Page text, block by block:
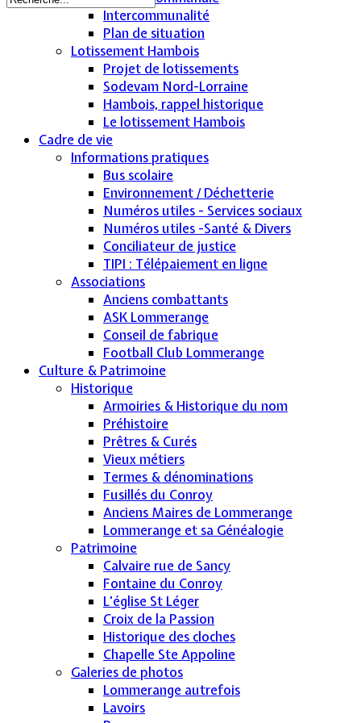
Intercommunalité
Plan de situation
Lotissement Hambois
Projet de lotissements
Sodevam Nord-Lorraine
Hambois, rappel historique
Le lotissement Hambois
Cadre de vie
Informations pratiques
Bus scolaire
Environnement / Déchetterie
Numéros utiles - Services sociaux
Numéros utiles -Santé & Divers
Conciliateur de justice
TIPI : Télépaiement en ligne
Associations
Anciens combattants
ASK Lommerange
Conseil de fabrique
Football Club Lommerange
Culture & Patrimoine
Historique
Armoiries & Historique du nom
Préhistoire
Prêtres & Curés
Vieux métiers
Termes & dénominations
Fusillés du Conroy
Anciens Maires de Lommerange
Lommerange et sa Généalogie
Patrimoine
Calvaire rue de Sancy
Fontaine du Conroy
L'église St Léger
Croix de la Passion
Historique des cloches
Chapelle Ste Appoline
Galeries de photos
Lommerange autrefois
Lavoirs